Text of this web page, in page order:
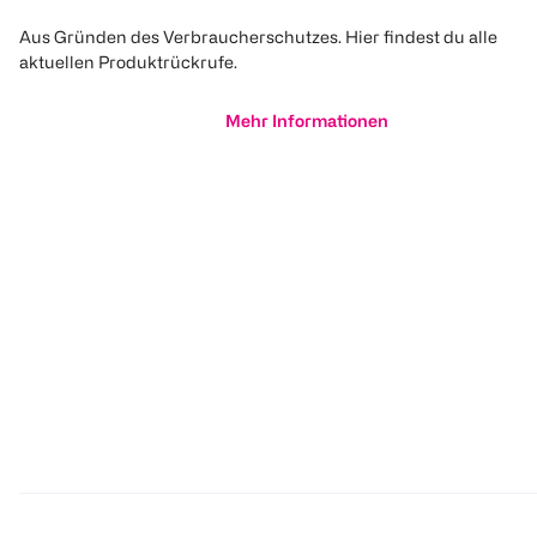
Aus Gründen des Verbraucherschutzes. Hier findest du alle
aktuellen Produktrückrufe.
Mehr Informationen